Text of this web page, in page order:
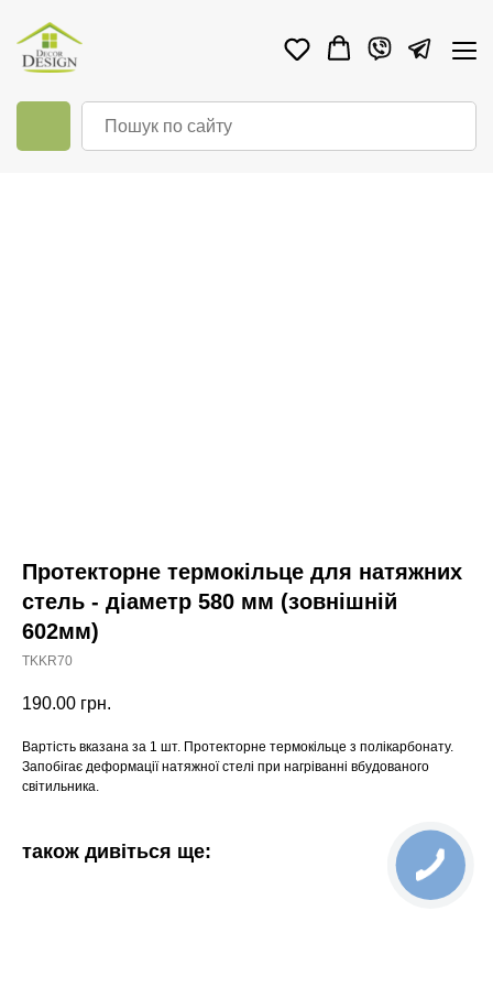
Протекторне термокільце для натяжних
стель - діаметр 580 мм (зовнішній
602мм)
TKKR70
190.00 грн.
Вартість вказана за 1 шт. Протекторне термокільце з полікарбонату.
Запобігає деформації натяжної стелі при нагріванні вбудованого
світильника.
також дивіться ще: